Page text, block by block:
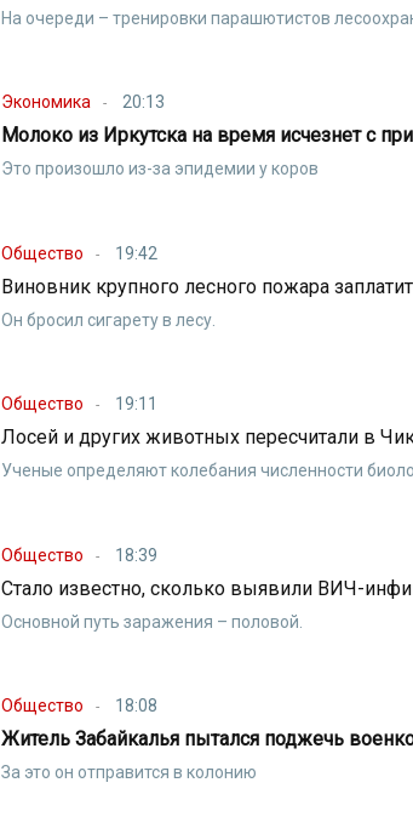
На очереди – тренировки парашютистов
Экономика 20:13
Молоко из Иркутска на время исчезнет с
Это произошло из-за эпидемии у коров
Общество 19:42
Виновник крупного лесного пожара
Он бросил сигарету в лесу.
Общество 19:11
Лосей и других животных пересчитали в
Ученые определяют колебания численности
Общество 18:39
Стало известно, сколько выявили ВИЧ-
Основной путь заражения – пoловой.
Общество 18:08
Житель Забайкалья пытался поджечь
За это он отправится в колонию